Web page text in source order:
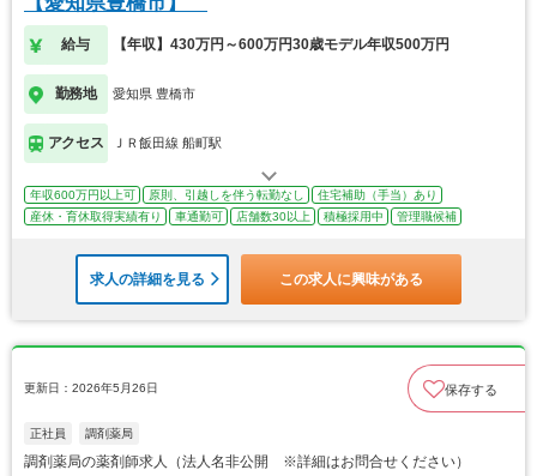
給与 【年収】430万円～600万円30歳モデル年収500万円
勤務地 愛知県 豊橋市
アクセス ＪＲ飯田線 船町駅
年収600万円以上可 原則、引越しを伴う転勤なし
住宅補助（手当）あり
産休・育休取得実績有り
車通勤可 店舗数30以上 積極採用中 管理職候補
求人の詳細を見る この求人に興味がある
更新日：2026年5月26日 保存する
正社員 調剤薬局
調剤薬局の薬剤師求人（法人名非公開 ※詳細はお問合せください）